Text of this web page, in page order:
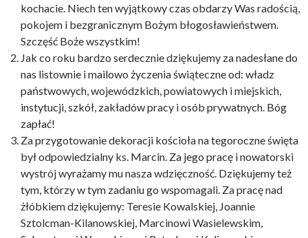
kochacie. Niech ten wyjątkowy czas obdarzy Was radością,
pokojem i bezgranicznym Bożym błogosławieństwem.
Szczęść Boże wszystkim!
Jak co roku bardzo serdecznie dziękujemy za nadesłane do
nas listownie i mailowo życzenia świąteczne od: władz
państwowych, wojewódzkich, powiatowych i miejskich,
instytucji, szkół, zakładów pracy i osób prywatnych. Bóg
zapłać!
Za przygotowanie dekoracji kościoła na tegoroczne święta
był odpowiedzialny ks. Marcin. Za jego pracę i nowatorski
wystrój wyrażamy mu nasza wdzięczność. Dziękujemy też
tym, którzy w tym zadaniu go wspomagali. Za pracę nad
żłóbkiem dziękujemy: Teresie Kowalskiej, Joannie
Sztolcman-Kilanowskiej, Marcinowi Wasielewskim,